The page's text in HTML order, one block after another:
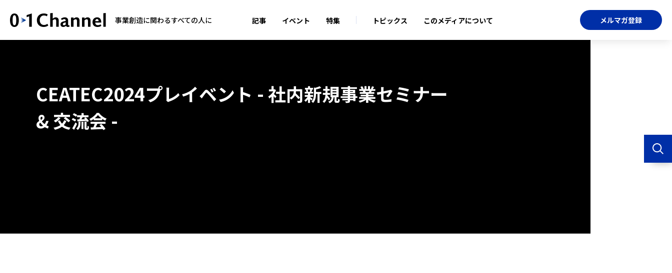
事業創造に関わるすべての人に 記事 イベント 特集 トピックス このメディアについて メルマガ登録
CEATEC2024プレイベント - 社内新規事業セミナー
& 交流会 -